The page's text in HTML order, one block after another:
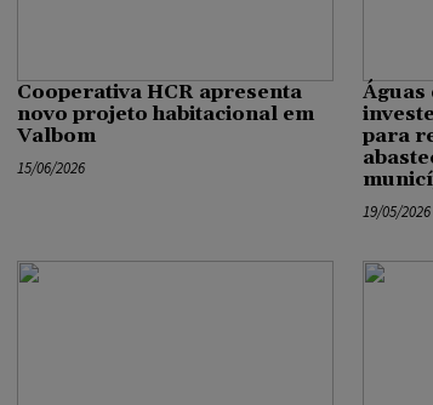
Cooperativa HCR apresenta
novo projeto habitacional em
Valbom
15/06/2026
Águas
para
19/05/2026